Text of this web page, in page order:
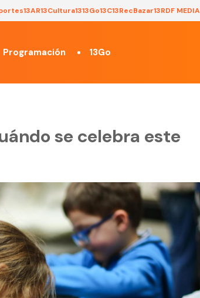
AR13Cultura1313Go13C13RecBazar13RDF MEDIA
Programación 13Go
se celebra este